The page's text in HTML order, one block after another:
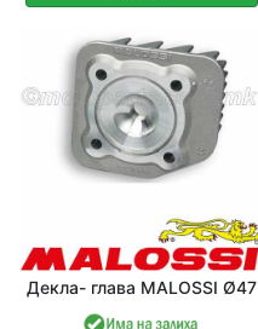
Декла- глава MALOSSI Ø47